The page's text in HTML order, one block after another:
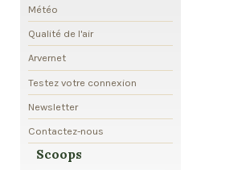
Météo
Qualité de l'air
Arvernet
Testez votre connexion
Newsletter
Contactez-nous
Scoops